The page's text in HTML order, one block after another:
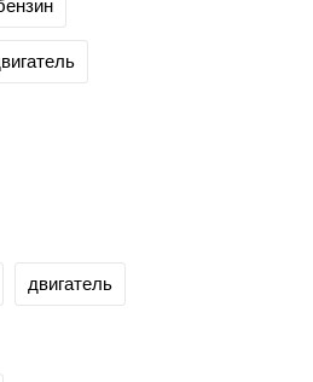
двигатель